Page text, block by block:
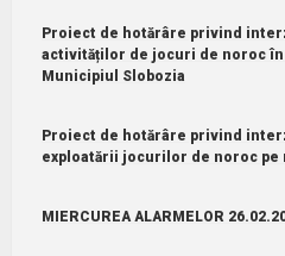
Proiect de hotărâre privind
activităților de jocuri de noroc în
Municipiul Slobozia
Proiect de hotărâre privind
exploatării jocurilor de noroc pe
MIERCUREA ALARMELOR